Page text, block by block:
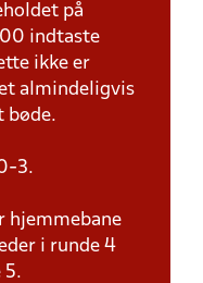
på
indtaste
ikke er
almindeligvis
bøde.
3.
hjemmebane
i runde 4
5.